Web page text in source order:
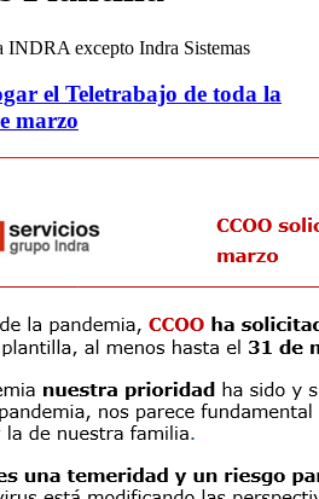
INDRA excepto Indra Sistemas
el Teletrabajo de toda la
marzo